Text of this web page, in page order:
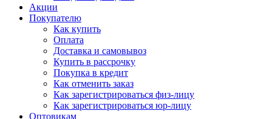
Акции
Покупателю
Как купить
Оплата
Доставка и самовывоз
Купить в рассрочку
Покупка в кредит
Как отменить заказ
Как зарегистрироваться физ-лицу
Как зарегистрироваться юр-лицу
Оптовикам